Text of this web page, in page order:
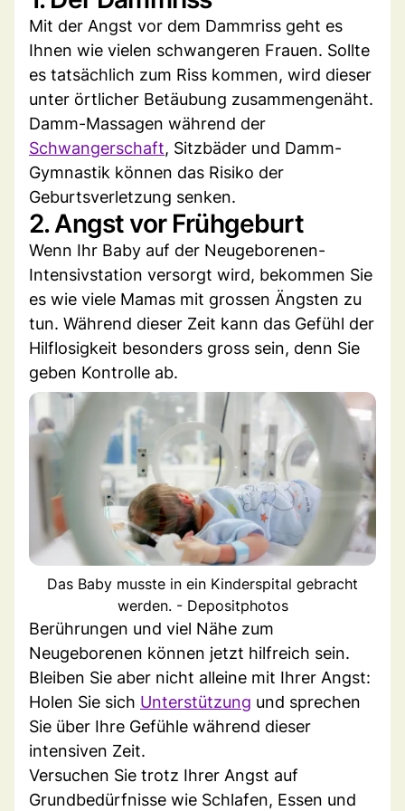
Mit der Angst vor dem Dammriss geht es
Ihnen wie vielen schwangeren Frauen. Sollte
es tatsächlich zum Riss kommen, wird dieser
unter örtlicher Betäubung zusammengenäht.
Damm-Massagen während der
Schwangerschaft, Sitzbäder und Damm-
Gymnastik können das Risiko der
Geburtsverletzung senken.
2. Angst vor Frühgeburt
Wenn Ihr Baby auf der Neugeborenen-
Intensivstation versorgt wird, bekommen Sie
es wie viele Mamas mit grossen Ängsten zu
tun. Während dieser Zeit kann das Gefühl der
Hilflosigkeit besonders gross sein, denn Sie
geben Kontrolle ab.
Das Baby musste in ein Kinderspital gebracht
werden. - Depositphotos
Berührungen und viel Nähe zum
Neugeborenen können jetzt hilfreich sein.
Bleiben Sie aber nicht alleine mit Ihrer Angst:
Holen Sie sich Unterstützung und sprechen
Sie über Ihre Gefühle während dieser
intensiven Zeit.
Versuchen Sie trotz Ihrer Angst auf
Grundbedürfnisse wie Schlafen, Essen und